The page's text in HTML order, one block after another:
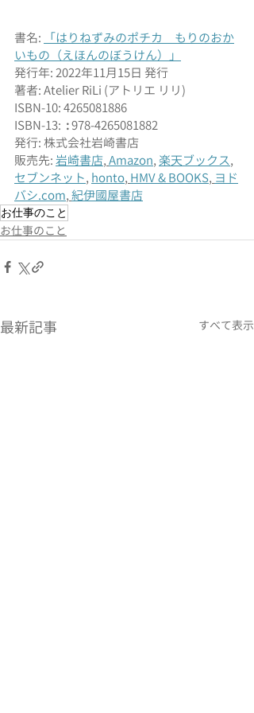
書名: 「はりねずみのポチカ　もりのおか
いもの （えほんのぼうけん）
」
発行年: 2022年11月15日 発行
著者: Atelier RiLi (アトリエ リリ)
ISBN-10: 4265081886
ISBN-13: : 978-4265081882
発行: 株式会社岩崎書店
販売先: 岩崎書店, Amazon, 楽天ブックス,
セブンネット, honto, HMV & BOOKS, ヨド
バシ.com, 紀伊國屋書店
お仕事のこと
お仕事のこと
最新記事 すべて表示